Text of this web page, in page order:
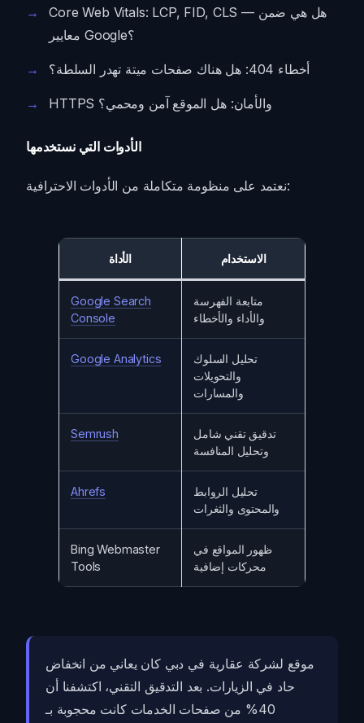
Core Web Vitals: LCP, FID, CLS — هل هي ضمن
معايير Google؟
أخطاء 404: هل هناك صفحات ميتة تهدر السلطة؟
HTTPS والأمان: هل الموقع آمن ومحمي؟
الأدوات التي نستخدمها
نعتمد على منظومة متكاملة من الأدوات الاحترافية:
الأداة الاستخدام
Google Search
Console
متابعة الفهرسة
والأداء والأخطاء
Google Analytics
تحليل السلوك
والتحويلات
والمسارات
Semrush
تدقيق تقني شامل
وتحليل المنافسة
Ahrefs
تحليل الروابط
والمحتوى والثغرات
Bing Webmaster
Tools
ظهور المواقع في
محركات إضافية
موقع لشركة عقارية في دبي كان يعاني من انخفاض
حاد في الزيارات. بعد التدقيق التقني، اكتشفنا أن
40% من صفحات الخدمات كانت محجوبة بـ